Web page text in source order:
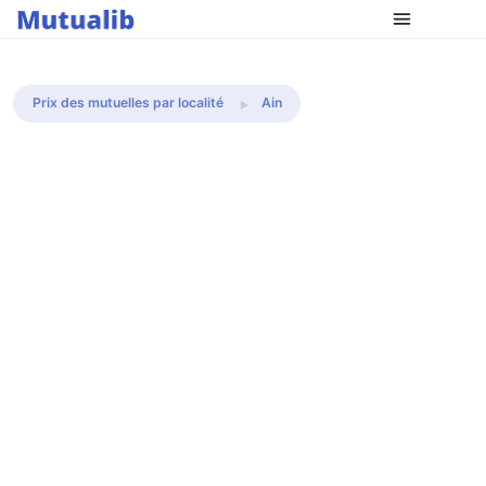
Comparer les mutuelles
Prix des mutuelles par localité Ain